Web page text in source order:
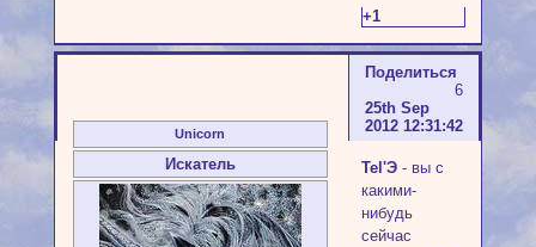
+1
Поделиться
6
25th Sep
2012 12:31:42
Unicorn
Искатель Tel'Э- вы с
какими-
нибудь
сейчас